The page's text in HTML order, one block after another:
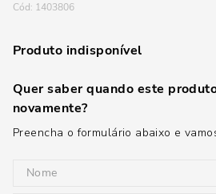
: 1403806
Produto indisponível
Quer saber quando este
novamente?
Preencha o formulário abaixo e